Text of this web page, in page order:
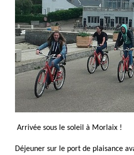
Arrivée sous le soleil à Morlaix !
Déjeuner sur le port de plaisance